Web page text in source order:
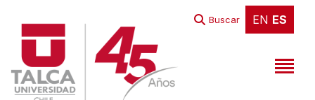
EN ES
Buscar EN ES